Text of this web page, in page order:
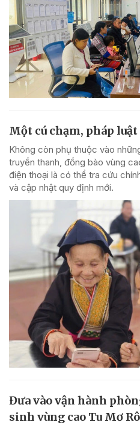
Một cú chạm, pháp
Không còn phụ thuộc vào
truyền thanh, đồng bào vùng
điện thoại là có thể tra cứu
và cập nhật quy định mới.
Đưa vào vận hành
sinh vùng cao Tu Mơ